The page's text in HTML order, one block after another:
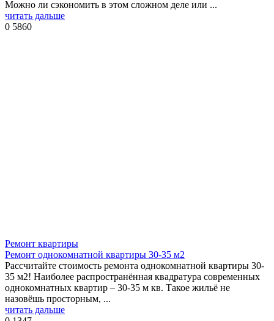
Можно ли сэкономить в этом сложном деле или ...
читать дальше
0 5860
Ремонт квартиры
Ремонт однокомнатной квартиры 30-35 м2
Рассчитайте стоимость ремонта однокомнатной квартиры 30-
35 м2! Наиболее распространённая квадратура современных
однокомнатных квартир – 30-35 м кв. Такое жильё не
назовёшь просторным, ...
читать дальше